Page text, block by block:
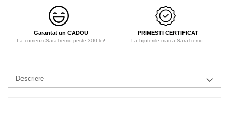
Garantat un CADOU
La comenzi SaraTremo peste 300 lei!
PRIMESTI CERTIFICAT
La bijuteriile marca SaraTremo.
Descriere